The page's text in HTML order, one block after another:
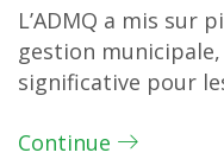
L’ADMQ a mis sur
gestion
significative pour
Continue